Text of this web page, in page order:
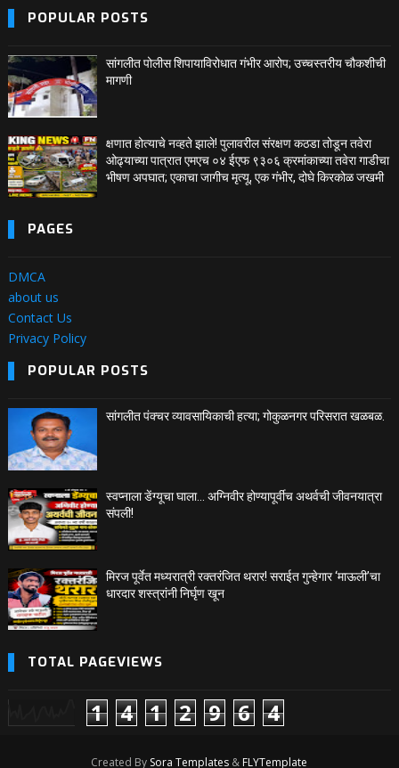
POPULAR POSTS
सांगलीत पोलीस शिपायाविरोधात गंभीर आरोप; उच्चस्तरीय चौकशीची
मागणी
क्षणात होत्याचे नव्हते झाले! पुलावरील संरक्षण कठडा तोडून तवेरा
ओढ्याच्या पात्रात एमएच ०४ ईएफ ९३०६ क्रमांकाच्या तवेरा गाडीचा
भीषण अपघात; एकाचा जागीच मृत्यू, एक गंभीर, दोघे किरकोळ जखमी
PAGES
DMCA
about us
Contact Us
Privacy Policy
POPULAR POSTS
सांगलीत पंक्चर व्यावसायिकाची हत्या; गोकुळनगर परिसरात खळबळ.
स्वप्नाला डेंग्यूचा घाला… अग्निवीर होण्यापूर्वीच अथर्वची जीवनयात्रा
संपली!
मिरज पूर्वेत मध्यरात्री रक्तरंजित थरार! सराईत गुन्हेगार ‘माऊली’चा
धारदार शस्त्रांनी निर्घृण खून
TOTAL PAGEVIEWS
1 4 1 2 9 6 4
Created By Sora Templates & FLYTemplate